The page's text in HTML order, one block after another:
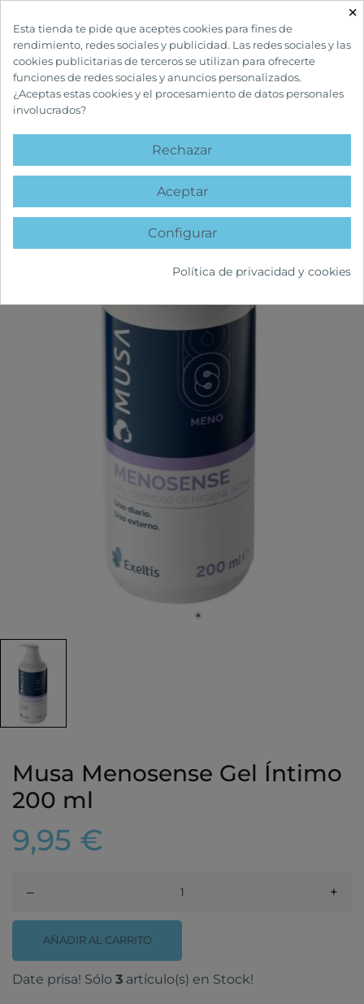
INICIO CUIDADOS CORPORALES
favorite
Musa Menosense Gel Íntimo
200 ml
9,95 €
– +
AÑADIR AL CARRITO
Date prisa! Sólo 3 artículo(s) en Stock!
×
Esta tienda te pide que aceptes cookies para fines de
rendimiento, redes sociales y publicidad. Las redes sociales y las
cookies publicitarias de terceros se utilizan para ofrecerte
funciones de redes sociales y anuncios personalizados.
¿Aceptas estas cookies y el procesamiento de datos personales
involucrados?
Rechazar
Aceptar
Configurar
Política de privacidad y cookies